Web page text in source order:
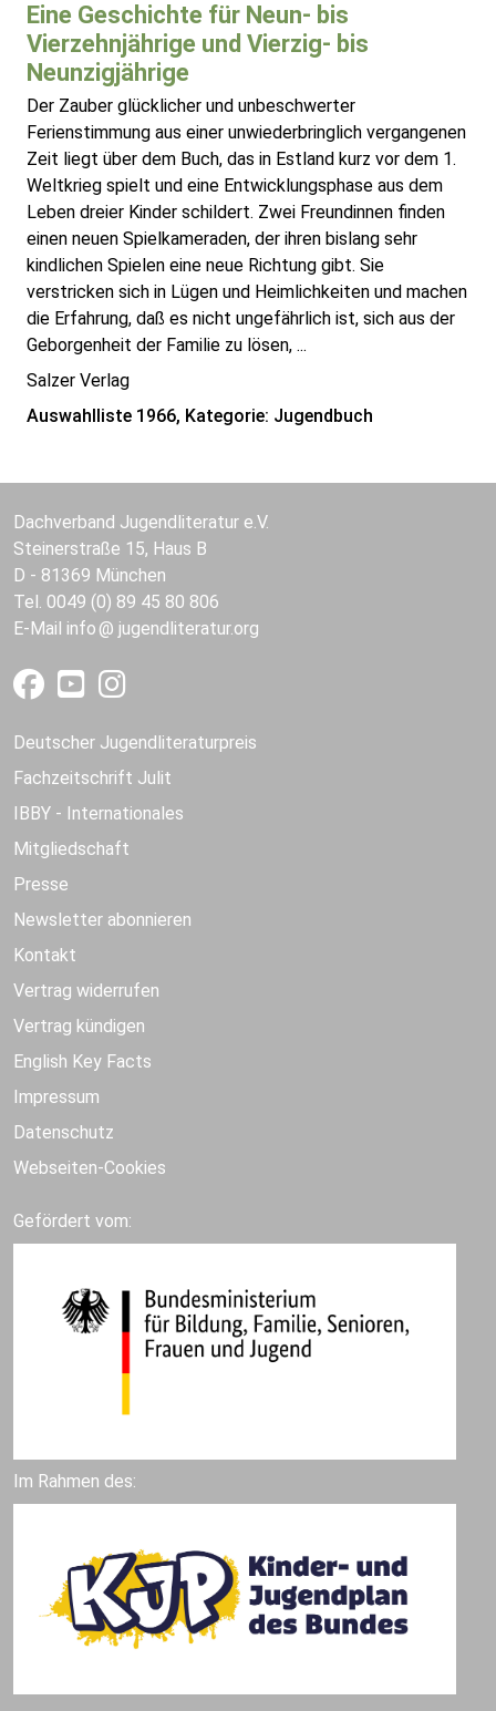
Eine Geschichte für Neun- bis
Vierzehnjährige und Vierzig- bis
Neunzigjährige
Der Zauber glücklicher und unbeschwerter
Ferienstimmung aus einer unwiederbringlich vergangenen
Zeit liegt über dem Buch, das in Estland kurz vor dem 1.
Weltkrieg spielt und eine Entwicklungsphase aus dem
Leben dreier Kinder schildert. Zwei Freundinnen finden
einen neuen Spielkameraden, der ihren bislang sehr
kindlichen Spielen eine neue Richtung gibt. Sie
verstricken sich in Lügen und Heimlichkeiten und machen
die Erfahrung, daß es nicht ungefährlich ist, sich aus der
Geborgenheit der Familie zu lösen, ...
Salzer Verlag
Auswahlliste 1966, Kategorie: Jugendbuch
Dachverband Jugendliteratur e.V.
Steinerstraße 15, Haus B
D - 81369 München
Tel. 0049 (0) 89 45 80 806
E-Mail info jugendliteratur.org
Deutscher Jugendliteraturpreis
Fachzeitschrift Julit
IBBY - Internationales
Mitgliedschaft
Presse
Newsletter abonnieren
Kontakt
Vertrag widerrufen
Vertrag kündigen
English Key Facts
Impressum
Datenschutz
Webseiten-Cookies
Gefördert vom:
Im Rahmen des: